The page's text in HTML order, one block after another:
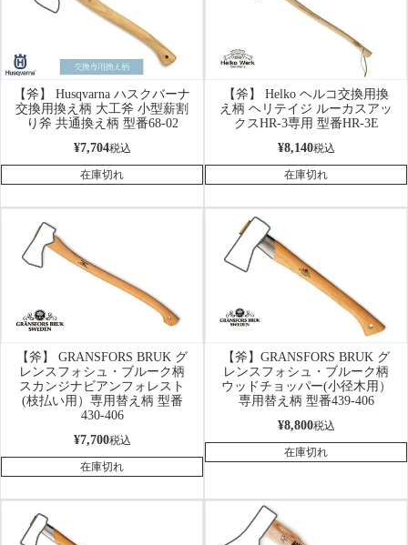
【斧】 Husqvarna ハスクバーナ
交換用換え柄 大工斧 小型薪割
り斧 共通換え柄 型番68-02
¥7,704税込
在庫切れ
【斧】 Helko ヘルコ交換用換
え柄 ヘリテイジ ルーカスアッ
クスHR-3専用 型番HR-3E
¥8,140税込
在庫切れ
【斧】 GRANSFORS BRUK グ
レンスフォシュ・ブルーク柄
スカンジナビアンフォレスト
(枝払い用）専用替え柄 型番
430-406
¥7,700税込
在庫切れ
【斧】GRANSFORS BRUK グ
レンスフォシュ・ブルーク柄
ウッドチョッパー(小径木用）
専用替え柄 型番439-406
¥8,800税込
在庫切れ